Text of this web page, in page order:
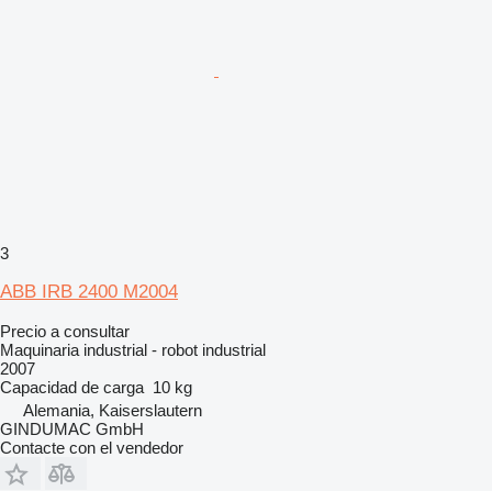
3
ABB IRB 2400 M2004
Precio a consultar
Maquinaria industrial - robot industrial
2007
Capacidad de carga 10 kg
Alemania, Kaiserslautern
GINDUMAC GmbH
Contacte con el vendedor